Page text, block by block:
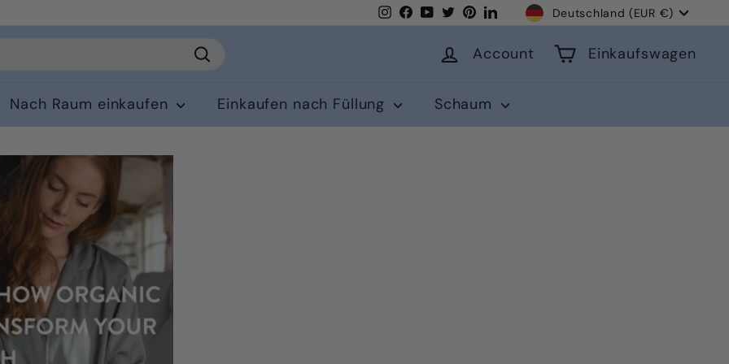
Instagram
Facebook
YouTubeTwitterPinterest
LinkedInWährungDeutschland (EUR €)
Account Einkaufswagen
Nach Raum einkaufen Einkaufen nach Füllung Schaum